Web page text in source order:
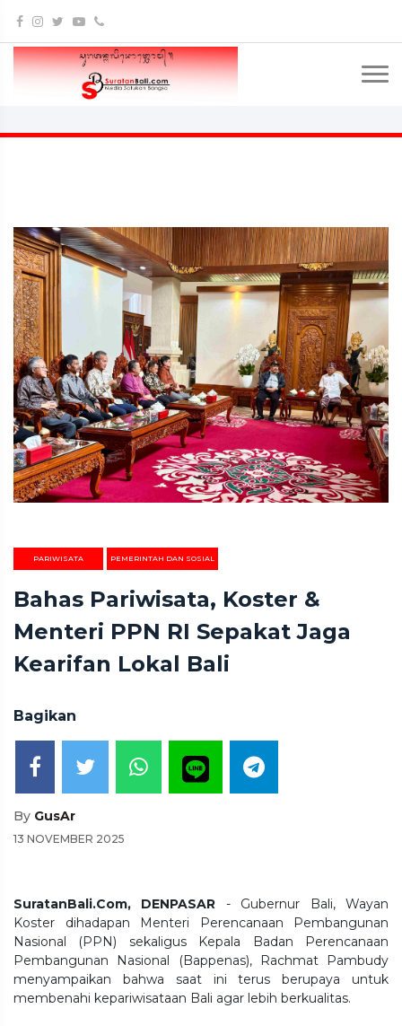
PARIWISATA PEMERINTAH DAN SOSIAL
Bahas Pariwisata, Koster &
Menteri PPN RI Sepakat Jaga
Kearifan Lokal Bali
Bagikan
By GusAr
13 NOVEMBER 2025
SuratanBali.Com, DENPASAR - Gubernur Bali, Wayan
Koster dihadapan Menteri Perencanaan Pembangunan
Nasional (PPN) sekaligus Kepala Badan Perencanaan
Pembangunan Nasional (Bappenas), Rachmat Pambudy
menyampaikan bahwa saat ini terus berupaya untuk
membenahi kepariwisataan Bali agar lebih berkualitas.